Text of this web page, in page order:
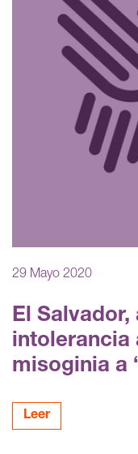
29 Mayo 2020
El
intolerancia
misoginia a
Leer